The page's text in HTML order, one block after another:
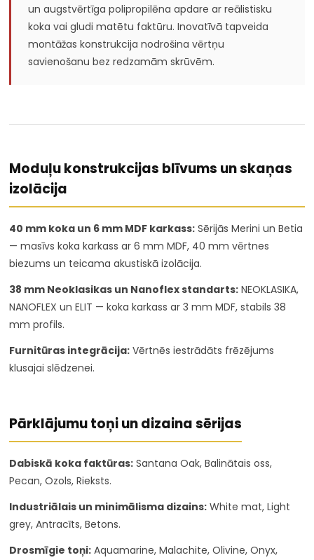
un augstvērtīga polipropilēna apdare ar reālistisku
koka vai gludi matētu faktūru. Inovatīvā tapveida
montāžas konstrukcija nodrošina vērtņu
savienošanu bez redzamām skrūvēm.
Moduļu konstrukcijas blīvums un skaņas
izolācija
40 mm koka un 6 mm MDF karkass: Sērijās Merini un Betia
— masīvs koka karkass ar 6 mm MDF, 40 mm vērtnes
biezums un teicama akustiskā izolācija.
38 mm Neoklasikas un Nanoflex standarts: NEOKLASIKA,
NANOFLEX un ELIT — koka karkass ar 3 mm MDF, stabils 38
mm profils.
Furnitūras integrācija: Vērtnēs iestrādāts frēzējums
klusajai slēdzenei.
Pārklājumu toņi un dizaina sērijas
Dabiskā koka faktūras: Santana Oak, Balinātais oss,
Pecan, Ozols, Rieksts.
Industriālais un minimālisma dizains: White mat, Light
grey, Antracīts, Betons.
Drosmīgie toņi: Aquamarine, Malachite, Olivine, Onyx,